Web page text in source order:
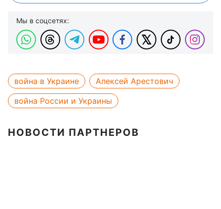
Мы в соцсетях:
война в Украине
Алексей Арестович
война России и Украины
НОВОСТИ ПАРТНЕРОВ